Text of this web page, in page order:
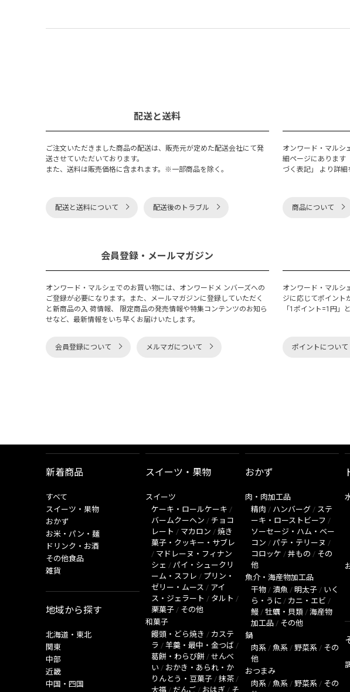
配送と送料
ご注文いただきました商品の配送は、販売元が定めた配送会社にて発
送させていただいております。
また、送料は販売価格に含まれます。※一部商品を除く。
配送と送料について 配送後のトラブル
オンワード・マルシ
細ページにあります
づく表記」 より詳細
商品について
会員登録・メールマガジン
オンワード・マルシェでのお買い物には、オンワードメ ンバーズへの
ご登録が必要になります。また、メールマガジンに登録していただく
と新商品の入 荷情報、 限定商品の発売情報や特集コンテンツのお知ら
せなど、最新情報をいち早くお届けいたします。
会員登録について メルマガについて
オンワード・マルシ
ジに応じてポイント
「1ポイント=1円」
ポイントについて
新着商品
すべて
スイーツ・果物
おかず
お米・パン・麺
ドリンク・お酒
その他食品
雑貨
地域から探す
北海道・東北
関東
中部
近畿
中国・四国
スイーツ・果物
スイーツ
ケーキ・ロールケーキ /
バームクーヘン / チョコ
レート / マカロン / 焼き
菓子・クッキー・サブレ
/ マドレーヌ・フィナン
シェ / パイ・シュークリ
ーム・スフレ / プリン・
ゼリー・ムース / アイ
ス・ジェラート / タルト /
栗菓子 / その他
和菓子
饅頭・どら焼き / カステ
ラ / 羊羹・最中・金つば /
葛餅・わらび餅 / せんべ
い / おかき・あられ・か
りんとう・豆菓子 / 抹茶 /
大福 / だんご / おはぎ / そ
おかず
肉・肉加工品
精肉 / ハンバーグ / ステ
ーキ・ローストビーフ /
ソーセージ・ハム・ベー
コン / パテ・テリーヌ /
コロッケ / 丼もの / その
他
魚介・海産物加工品
干物 / 漬魚 / 明太子 / いく
ら・うに / カニ・エビ /
鰻 / 牡蠣・貝類 / 海産物
加工品 / その他
鍋
肉系 / 魚系 / 野菜系 / その
他
おつまみ
肉系 / 魚系 / 野菜系 / その